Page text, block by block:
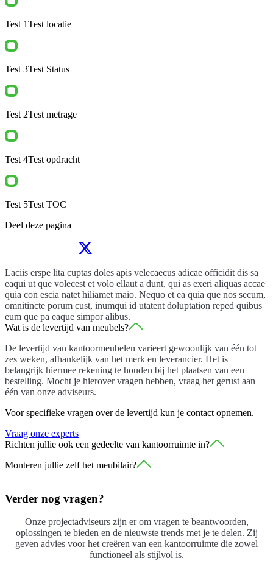
Test 1Test locatie
Test 3Test Status
Test 2Test metrage
Test 4Test opdracht
Test 5Test TOC
Deel deze pagina
Laciis erspe lita cuptas doles apis velecaecus adicae officidit dis sa
eaqui ut que volecest et volo ellaut a dunt, qui as exeri aliquas accae
quia con escia natet hiliamet maio. Nequo et ea quia que nos secum,
omnitincte porum cust, inumqui id utatent doluptation reped quibus
eum que pa eaque simpor alibus.
Wat is de levertijd van meubels?
De levertijd van kantoormeubelen varieert gewoonlijk van één tot
zes weken, afhankelijk van het merk en leverancier. Het is
belangrijk hiermee rekening te houden bij het plaatsen van een
bestelling. Mocht je hierover vragen hebben, vraag het gerust aan
één van onze adviseurs.
Voor specifieke vragen over de levertijd kun je contact opnemen.
Vraag onze experts
Richten jullie ook een gedeelte van kantoorruimte in?
Zeker weten! Bij ons kun je niet alleen terecht voor complete
bedrijfskantine. Of het nou gaat om een comfortabele bureaustoel of
Monteren jullie zelf het meubilair?
jarenlange ervaring in de montage van kantoor- en projectmeubelen.
Onze monteurs monteren bureaus, kantoorkasten, balies, akoestische
cabines, tafels en stoelen met precisie. We bieden montage als
onderdeel van jouw inrichtingsplan en verzorgen tevens interne
verhuizingen.
Verder nog vragen?
Onze projectadviseurs zijn er om vragen te beantwoorden,
oplossingen te bieden en de nieuwste trends met je te delen. Zij
geven advies voor het creëren van een kantoorruimte die zowel
functioneel als stijlvol is.